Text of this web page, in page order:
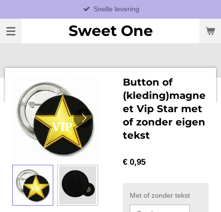
direct
naar
Sweet One
Snelle levering
Button of
(kleding)magne
et Vip Star met
of zonder eigen
tekst
€ 0,95
Met of zonder tekst